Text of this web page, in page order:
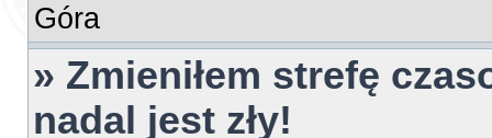
Góra
» Zmieniłem strefę
nadal jest zły!